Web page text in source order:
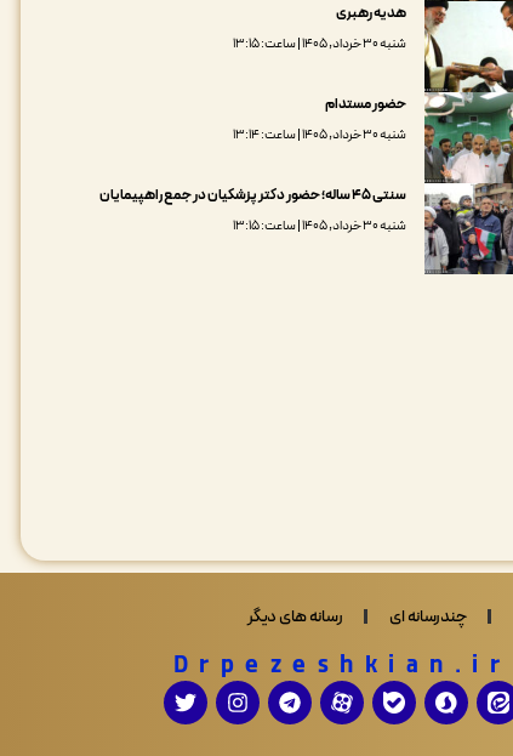
هدیه رهبری
شنبه ۳۰ خرداد, ۱۴۰۵ | ساعت: ۱۳:۱۵
حضور مستدام
شنبه ۳۰ خرداد, ۱۴۰۵ | ساعت: ۱۳:۱۴
سنتی ۴۵ ساله؛ حضور دکتر پزشکیان در جمع راهپیمایان
شنبه ۳۰ خرداد, ۱۴۰۵ | ساعت: ۱۳:۱۵
چندرسانه ای رسانه های دیگر
Drpezeshkian.ir